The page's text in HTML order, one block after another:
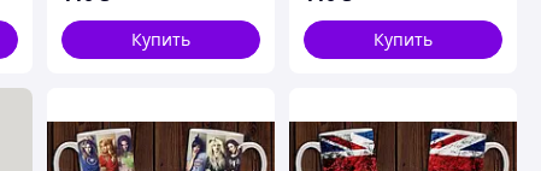
Купить Купить